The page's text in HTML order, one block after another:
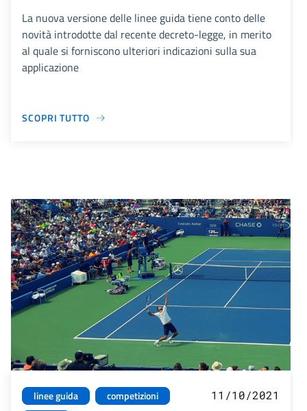
La nuova versione delle linee guida tiene conto delle
novità introdotte dal recente decreto-legge, in merito
al quale si forniscono ulteriori indicazioni sulla sua
applicazione
SCOPRI TUTTO
linee guida
competizioni
11/10/2021